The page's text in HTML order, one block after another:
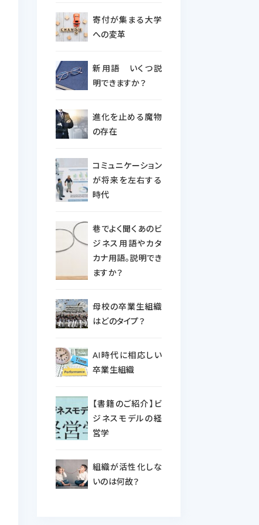
寄付が集まる大学
への変革
新用語 いくつ説
明できますか？
進化を止める魔物
の存在
コミュニケーション
が将来を左右する
時代
巷でよく聞くあのビ
ジネス用語やカタ
カナ用語。説明でき
ますか？
母校の卒業生組織
はどのタイプ？
AI時代に相応しい
卒業生組織
【書籍のご紹介】ビ
ジネスモデルの経
営学
組織が活性化しな
いのは何故？